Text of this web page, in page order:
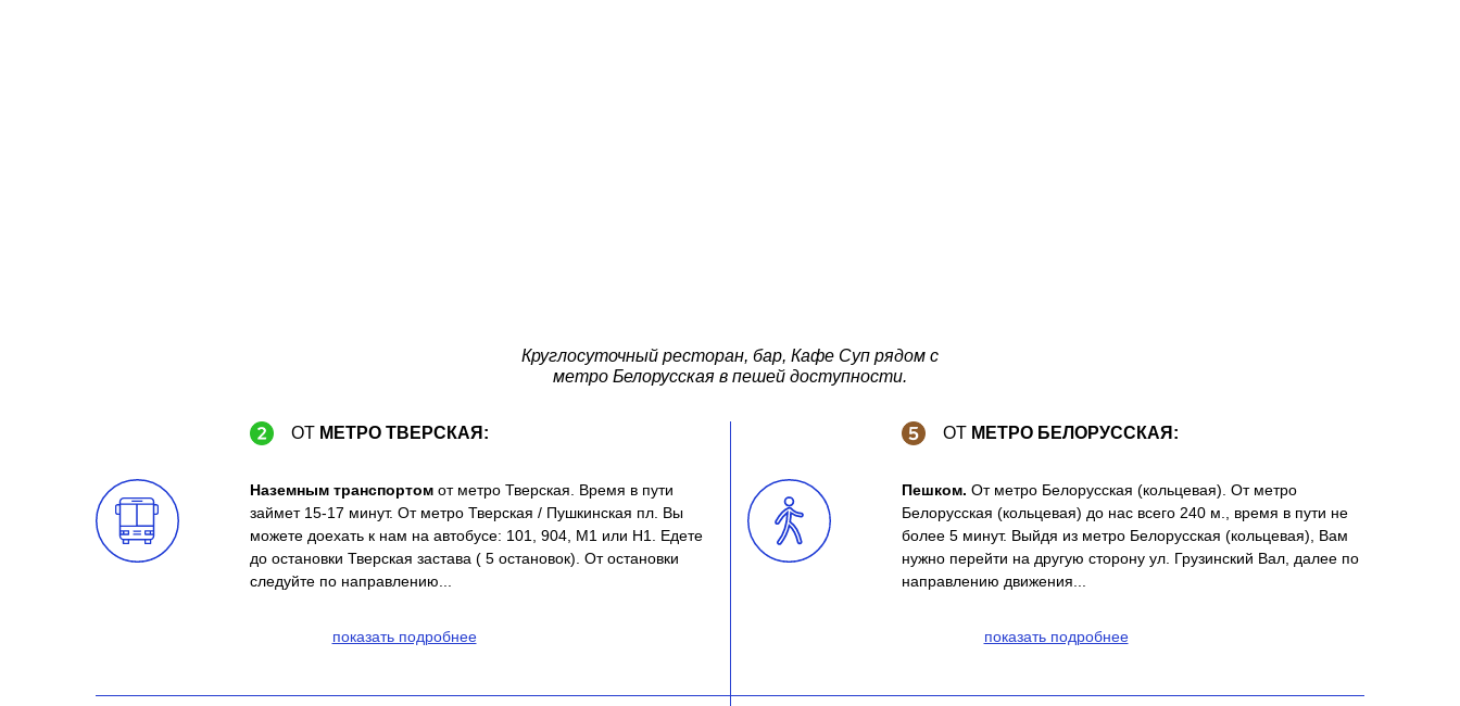
Круглосуточный ресторан, бар, Кафе Суп рядом с
метро Белорусская в пешей доступности.
ОТ МЕТРО ТВЕРСКАЯ:
Наземным транспортом от метро Тверская. Время в пути
займет 15-17 минут. От метро Тверская / Пушкинская пл. Вы
можете доехать к нам на автобусе: 101, 904, М1 или Н1. Едете
до остановки Тверская застава ( 5 остановок). От остановки
следуйте по направлению...
показать подробнее
ОТ МЕТРО БЕЛОРУССКАЯ:
Пешком. От метро Белорусская (кольцевая). От метро
Белорусская (кольцевая) до нас всего 240 м., время в пути не
более 5 минут. Выйдя из метро Белорусская (кольцевая), Вам
нужно перейти на другую сторону ул. Грузинский Вал, далее по
направлению движения...
показать подробнее